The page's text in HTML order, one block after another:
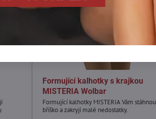
Formující kalhotky s krajkou
MISTERIA Wolbar
Formující kalhotky MISTERIA Vám stáhnou
bříško a zakryjí malé nedostatky.